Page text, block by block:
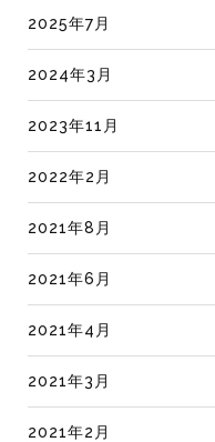
2025年7月
2024年3月
2023年11月
2022年2月
2021年8月
2021年6月
2021年4月
2021年3月
2021年2月